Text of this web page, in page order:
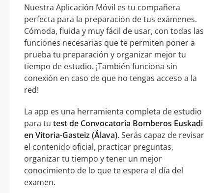
Nuestra Aplicación Móvil es tu compañera
perfecta para la preparación de tus exámenes.
Cómoda, fluida y muy fácil de usar, con todas las
funciones necesarias que te permiten poner a
prueba tu preparación y organizar mejor tu
tiempo de estudio. ¡También funciona sin
conexión en caso de que no tengas acceso a la
red!
La app es una herramienta completa de estudio
para tu test de Convocatoria Bomberos Euskadi
en Vitoria-Gasteiz (Álava). Serás capaz de revisar
el contenido oficial, practicar preguntas,
organizar tu tiempo y tener un mejor
conocimiento de lo que te espera el día del
examen.